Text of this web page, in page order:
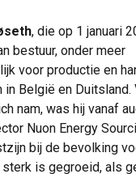
, die op 1 januari
bestuur, onder meer
voor productie en
België en Duitsland.
nam, was hij vanaf
Nuon Energy
bij de bevolking
is gegroeid, als